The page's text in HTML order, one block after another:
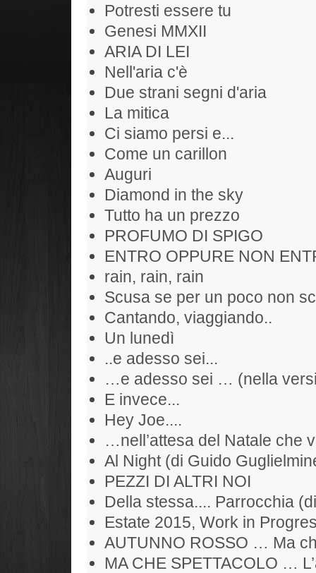
Potresti essere tu
Genesi MMXII
ARIA DI LEI
Nell'aria c'è
Due strani segni d'aria
La mitica
Ci siamo persi e...
Come un carillon
Auguri
Diamond in the sky
Tutto ha un prezzo
PROFUMO DI SPIGO
ENTRO OPPURE NON
rain, rain, rain
Scusa se per un poco non
Cantando, viaggiando..
Un lunedì
..e adesso sei...
…e adesso sei … (nella
E invece...
Hey Joe....
…nell’attesa del Natale che
Al Night (di Guido
PEZZI DI ALTRI NOI
Della stessa.... Parrocchia
Estate 2015, Work in
AUTUNNO ROSSO … Ma
MA CHE SPETTACOLO …